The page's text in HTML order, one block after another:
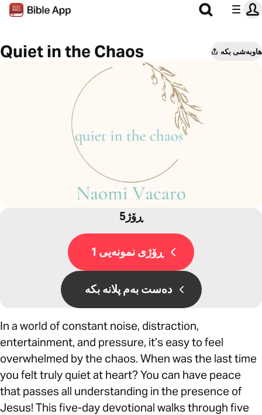
Quiet in the Chaos هاوبەشی بکە
5ڕۆژ
ڕۆژی نمونەیی 1
دەست بەم پلانە بکە
In a world of constant noise, distraction,
entertainment, and pressure, it’s easy to feel
overwhelmed by the chaos. When was the last time
you felt truly quiet at heart? You can have peace
that passes all understanding in the presence of
Jesus! This five-day devotional walks through five